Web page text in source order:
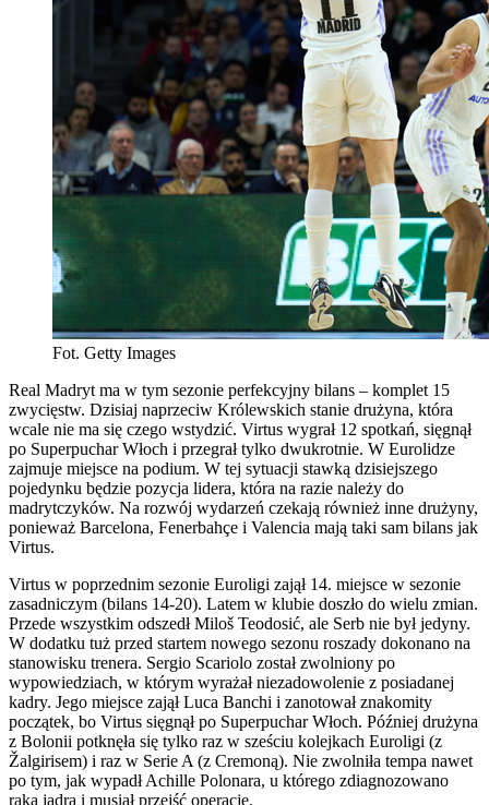
Fot. Getty Images
Real Madryt ma w tym sezonie perfekcyjny bilans – komplet 15
zwycięstw. Dzisiaj naprzeciw Królewskich stanie drużyna, która
wcale nie ma się czego wstydzić. Virtus wygrał 12 spotkań, sięgnął
po Superpuchar Włoch i przegrał tylko dwukrotnie. W Eurolidze
zajmuje miejsce na podium. W tej sytuacji stawką dzisiejszego
pojedynku będzie pozycja lidera, która na razie należy do
madrytczyków. Na rozwój wydarzeń czekają również inne drużyny,
ponieważ Barcelona, Fenerbahçe i Valencia mają taki sam bilans jak
Virtus.
Virtus w poprzednim sezonie Euroligi zajął 14. miejsce w sezonie
zasadniczym (bilans 14-20). Latem w klubie doszło do wielu zmian.
Przede wszystkim odszedł Miloš Teodosić, ale Serb nie był jedyny.
W dodatku tuż przed startem nowego sezonu roszady dokonano na
stanowisku trenera. Sergio Scariolo został zwolniony po
wypowiedziach, w którym wyrażał niezadowolenie z posiadanej
kadry. Jego miejsce zajął Luca Banchi i zanotował znakomity
początek, bo Virtus sięgnął po Superpuchar Włoch. Później drużyna
z Bolonii potknęła się tylko raz w sześciu kolejkach Euroligi (z
Žalgirisem) i raz w Serie A (z Cremoną). Nie zwolniła tempa nawet
po tym, jak wypadł Achille Polonara, u którego zdiagnozowano
raka jądra i musiał przejść operację.